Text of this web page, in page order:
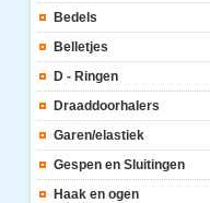
Bedels
Belletjes
D - Ringen
Draaddoorhalers
Garen/elastiek
Gespen en Sluitingen
Haak en ogen